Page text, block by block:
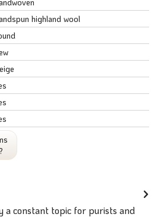
highland wool
a constant topic for purists and